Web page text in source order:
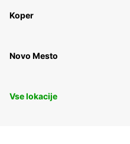
Koper
Novo Mesto
Vse lokacije